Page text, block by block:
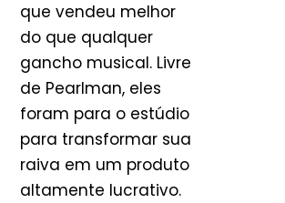
que vendeu melhor
do que qualquer
gancho musical. Livre
de Pearlman, eles
foram para o estúdio
para transformar sua
raiva em um produto
altamente lucrativo.